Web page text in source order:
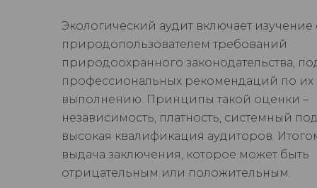
Экологический аудит включает
природопользователем требований
природоохранного законодательства,
профессиональных рекомендаций по их
выполнению. Принципы такой оценки –
независимость, платность, системный
высокая квалификация аудиторов.
выдача заключения, которое может быть
отрицательным или положительным.